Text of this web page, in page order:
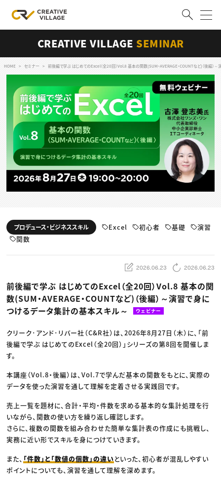
ログイン 会員登録
RECRUIT
クリエイター求人を探す
CREATIVE JOB求人検索
特集求人
採用説明会
転職支援サービス
CONTENTS
スキルアップしたい！
動画配信・映像制作
編集・ライティング
マーケティング
業界解説・キャリア事情
TOP Creator’s コラム トップ
Webクリエイター
アプリクリエイター
映像クリエイター
C＆R Magazine
セミナー
ニュース・トレンド
Web
映像
ゲーム・エンタメ
広告
出版
プロフェッショナル×つながる×メディア
CREATIVE VILLAGE SEMINAR
HOME セミナー 前後編で学ぶ はじめてのExcel（全20回）Vol.8 基本の関数(SUM・AVERAGE・COUNTなど)（後編）
プロデュース・ビジネススキル Excel 初心者 基礎
演習
関数
2026.06.23 2026.06.23
前後編で学ぶ はじめてのExcel（全20回）Vol.8 基本の関
数(SUM・AVERAGE・COUNTなど)（後編）～演習で身に
つけるデータ集計の基本スキル～
ウェビナー
クリーク･アンド･リバー社（C&R社）は、2026年8月27日（木）に、「前
後編で学ぶ はじめてのExcel（全20回）」シリーズの第8回を開催しま
す。
本講座（Vol.8・後編）は、Vol.7で学んだ基本の関数をもとに、実際の
データを使った演習を通して理解を定着させる実践回です。
売上一覧を題材に、合計・平均・件数を求める基本的な集計処理を行
いながら、関数の使い方を繰り返し確認します。
さらに、複数の関数を組み合わせた簡単な集計表の作成にも挑戦し、
実務に近い形でスキルを身につけていきます。
また、 「件数」と「数値の個数」の違いといった、初心者が混乱しやすい
ポイントについても、演習を通して理解を深めます。